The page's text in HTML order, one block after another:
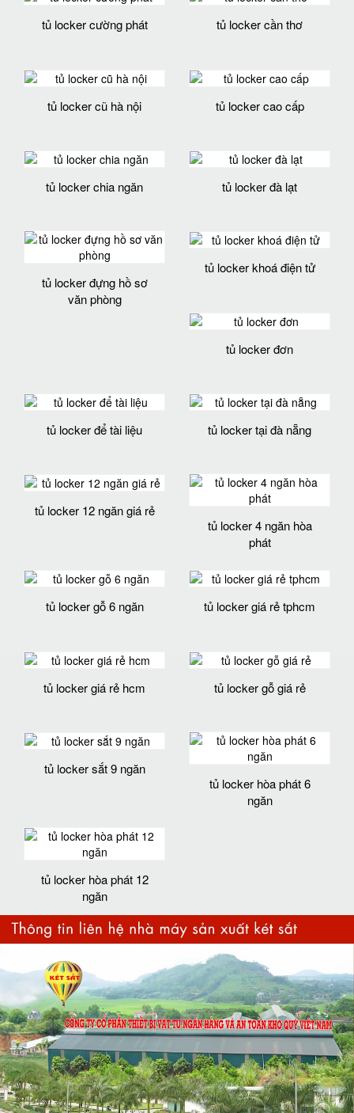
tủ locker cường phát tủ locker cần thơ
tủ locker cũ hà nội tủ locker cao cấp
tủ locker chia ngăn tủ locker đà lạt
tủ locker đựng hồ sơ
văn phòng
tủ locker khoá điện tử
tủ locker đơn
tủ locker để tài liệu tủ locker tại đà nẵng
tủ locker 12 ngăn giá rẻ
tủ locker 4 ngăn hòa
phát
tủ locker gỗ 6 ngăn tủ locker giá rẻ tphcm
tủ locker giá rẻ hcm tủ locker gỗ giá rẻ
tủ locker sắt 9 ngăn
tủ locker hòa phát 6
ngăn
tủ locker hòa phát 12
ngăn